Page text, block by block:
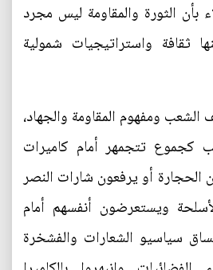
بأن الثورة والمقاومة ليس مجرد
ثقافة واستراتيجيات شمولية
ومفهوم المقاومة والجهاد،
كجموع تتجمهر أمام كاميرات
الحجارة أو يرفعون شارات النصر
ويستعرضون أنفسهم أمام
سياسيو الشعارات والفشخرة